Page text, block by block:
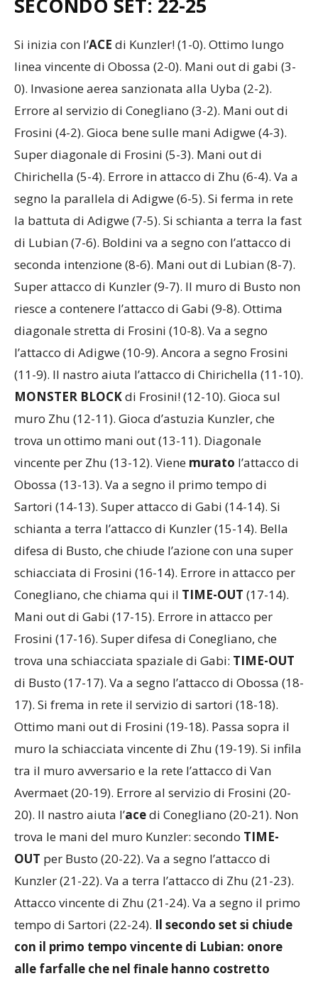
Si inizia con l’ACE di Kunzler! (1-0). Ottimo lungo
linea vincente di Obossa (2-0). Mani out di gabi (3-
0). Invasione aerea sanzionata alla Uyba (2-2).
Errore al servizio di Conegliano (3-2). Mani out di
Frosini (4-2). Gioca bene sulle mani Adigwe (4-3).
Super diagonale di Frosini (5-3). Mani out di
Chirichella (5-4). Errore in attacco di Zhu (6-4). Va a
segno la parallela di Adigwe (6-5). Si ferma in rete
la battuta di Adigwe (7-5). Si schianta a terra la fast
di Lubian (7-6). Boldini va a segno con l’attacco di
seconda intenzione (8-6). Mani out di Lubian (8-7).
Super attacco di Kunzler (9-7). Il muro di Busto non
riesce a contenere l’attacco di Gabi (9-8). Ottima
diagonale stretta di Frosini (10-8). Va a segno
l’attacco di Adigwe (10-9). Ancora a segno Frosini
(11-9). Il nastro aiuta l’attacco di Chirichella (11-10).
MONSTER BLOCKdi Frosini! (12-10). Gioca sul
muro Zhu (12-11). Gioca d’astuzia Kunzler, che
trova un ottimo mani out (13-11). Diagonale
vincente per Zhu (13-12). Viene murato l’attacco di
Obossa (13-13). Va a segno il primo tempo di
Sartori (14-13). Super attacco di Gabi (14-14). Si
schianta a terra l’attacco di Kunzler (15-14). Bella
difesa di Busto, che chiude l’azione con una super
schiacciata di Frosini (16-14). Errore in attacco per
Conegliano, che chiama qui il TIME-OUT (17-14).
Mani out di Gabi (17-15). Errore in attacco per
Frosini (17-16). Super difesa di Conegliano, che
trova una schiacciata spaziale di Gabi: TIME-OUT
di Busto (17-17). Va a segno l’attacco di Obossa (18-
17). Si frema in rete il servizio di sartori (18-18).
Ottimo mani out di Frosini (19-18). Passa sopra il
muro la schiacciata vincente di Zhu (19-19). Si infila
tra il muro avversario e la rete l’attacco di Van
Avermaet (20-19). Errore al servizio di Frosini (20-
20). Il nastro aiuta l’acedi Conegliano (20-21). Non
trova le mani del muro Kunzler: secondo TIME-
OUT per Busto (20-22). Va a segno l’attacco di
Kunzler (21-22). Va a terra l’attacco di Zhu (21-23).
Attacco vincente di Zhu (21-24). Va a segno il primo
tempo di Sartori (22-24). Il secondo set si chiude
con il primo tempo vincente di Lubian: onore
alle farfalle che nel finale hanno costretto